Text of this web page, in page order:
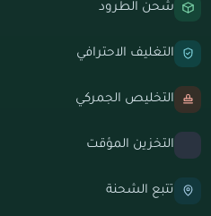
شحن الطرود
التغليف الاحترافي
التخليص الجمركي
التخزين المؤقت
تتبع الشحنة